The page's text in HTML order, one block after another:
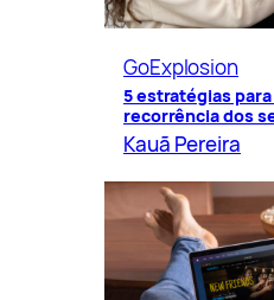
GoExplosion
5 estratégias
recorrência dos
Kauã Pereira